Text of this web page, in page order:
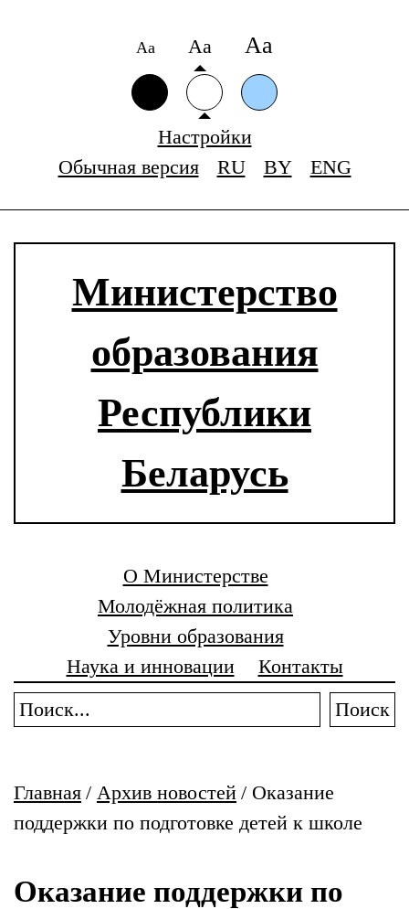
Аа Аа Аа
Настройки
Обычная версия
RU BY ENG
Министерство
образования
Республики
Беларусь
О Министерстве
Молодёжная политика
Уровни образования
Наука и инновации
Контакты
Поиск
Главная / Архив новостей / Оказание
поддержки по подготовке детей к школе
Оказание поддержки по